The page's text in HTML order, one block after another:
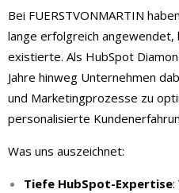
Bei FUERSTVONMARTIN
lange erfolgreich
existierte. Als HubSpot
Jahre hinweg Unternehmen
und Marketingprozesse zu
personalisierte
Was uns auszeichnet:
Tiefe HubSpot-Expertise: